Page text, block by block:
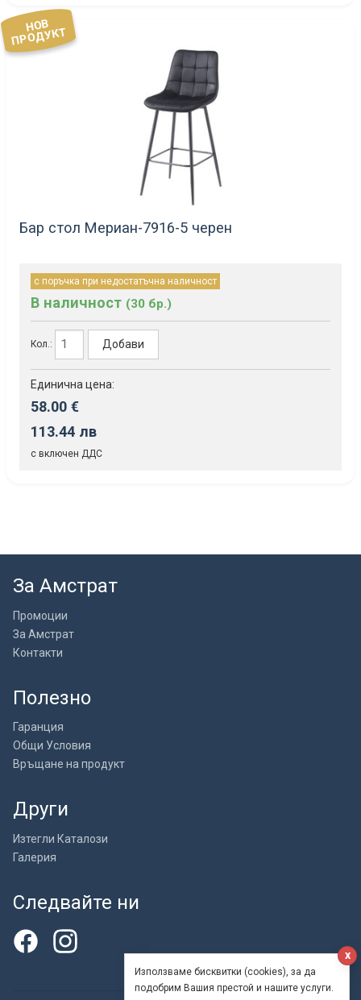
Използваме бисквитки (cookies), за да
подобрим Вашия престой и нашите услуги.
x
НОВ
ПРОДУКТ
Бар стол Мериан-7916-5 черен
с поръчка при недостатъчна наличност
В наличност (30 бр.)
Кол.: Добави
Единична цена:
58.00 €
113.44 лв
с включен ДДС
За Амстрат
Промоции
За Амстрат
Контакти
Полезно
Гаранция
Общи Условия
Връщане на продукт
Други
Изтегли Каталози
Галерия
Следвайте ни